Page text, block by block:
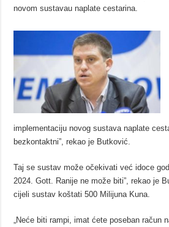
novom sustavau naplate cestarina.
implementaciju novog sustava naplate
bezkontaktni”, rekao je Butković.
Taj se sustav može očekivati ​​već idoce
2024. Gott. Ranije ne može biti”, rekao je
cijeli sustav koštati 500 Milijuna Kuna.
„Neće biti rampi, imat ćete poseban račun